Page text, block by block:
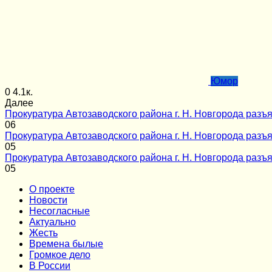
Юмор
0 4.1к.
Далее
Прокуратура Автозаводского района г. Н. Новгорода
06
Прокуратура Автозаводского района г. Н. Новгорода
05
Прокуратура Автозаводского района г. Н. Новгорода
05
О проекте
Новости
Несогласные
Актуально
Жесть
Времена былые
Громкое дело
В России